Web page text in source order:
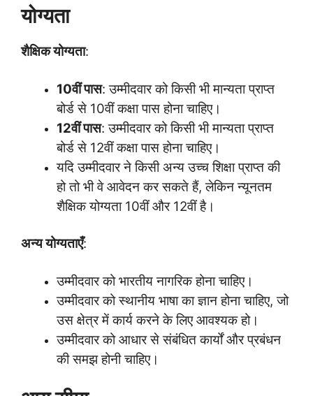
योग्यता
शैक्षिक योग्यता:
10वीं पास: उम्मीदवार को किसी भी मान्यता प्राप्त
बोर्ड से 10वीं कक्षा पास होना चाहिए।
12वीं पास: उम्मीदवार को किसी भी मान्यता प्राप्त
बोर्ड से 12वीं कक्षा पास होना चाहिए।
यदि उम्मीदवार ने किसी अन्य उच्च शिक्षा प्राप्त की
हो तो भी वे आवेदन कर सकते हैं, लेकिन न्यूनतम
शैक्षिक योग्यता 10वीं और 12वीं है।
अन्य योग्यताएँ:
उम्मीदवार को भारतीय नागरिक होना चाहिए।
उम्मीदवार को स्थानीय भाषा का ज्ञान होना चाहिए, जो
उस क्षेत्र में कार्य करने के लिए आवश्यक हो।
उम्मीदवार को आधार से संबंधित कार्यों और प्रबंधन
की समझ होनी चाहिए।